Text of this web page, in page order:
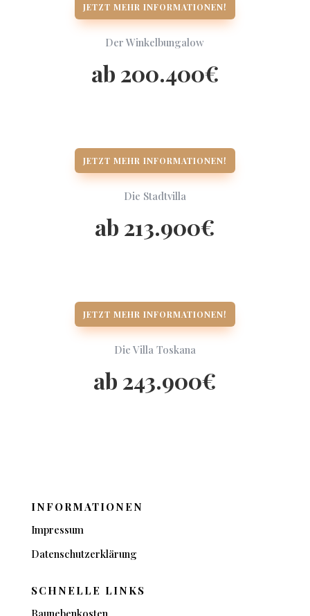
JETZT MEHR INFORMATIONEN!
Der Winkelbungalow
ab 200.400€
JETZT MEHR INFORMATIONEN!
Die Stadtvilla
ab 213.900€
JETZT MEHR INFORMATIONEN!
Die Villa Toskana
ab 243.900€
INFORMATIONEN
Impressum
Datenschutzerklärung
SCHNELLE LINKS
Baunebenkosten